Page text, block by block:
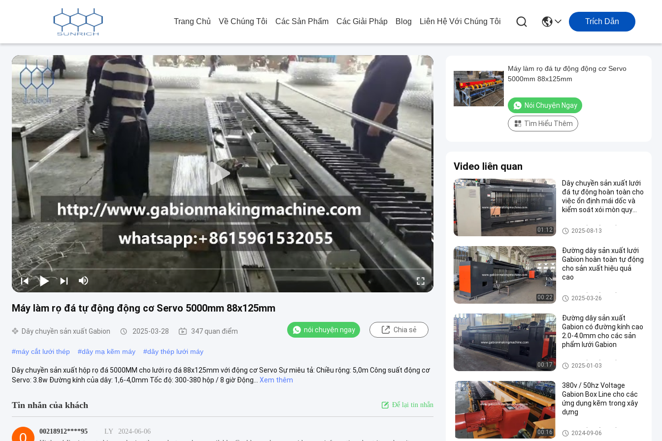
Trang Chủ Về Chúng Tôi Các Sản Phẩm Các Giải Pháp Blog Liên Hệ Với Chúng Tôi Trích Dẫn
Máy làm rọ đá tự động động cơ Servo 5000mm 88x125mm
Dây chuyền sản xuất Gabion 2025-03-28 347 quan điểm nói chuyện ngay Chia sẻ
#máy cắt lưới thép #dây mạ kẽm máy #dây thép lưới máy
Dây chuyền sản xuất hộp rọ đá 5000MM cho lưới rọ đá 88x125mm với động cơ Servo Sự miêu tả: Chiều rộng: 5,0m Công suất động cơ
Servo: 3.8w Đường kính của dây: 1,6-4,0mm Tốc độ: 300-380 hộp / 8 giờ Động...
Xem thêm
Tin nhắn của khách Để lại tin nhắn
0 00218912****95 LY
2024-06-06
Máy làm rọ đá tự động động cơ Servo
5000mm 88x125mm
Nói Chuyện Ngay
Tìm Hiểu Thêm
Video liên quan
01:12
Dây chuyền sản xuất lưới
đá tự động hoàn toàn cho
việc ổn định mái dốc và
kiểm soát xói mòn quy
Dây chuyền sản xuất Gabion
2025-08-13
00:22
Đường dây sản xuất lưới
Gabion hoàn toàn tự động
cho sản xuất hiệu quả
cao
Dây chuyền sản xuất Gabion
2025-03-26
00:17
Đường dây sản xuất
Gabion có đường kính cao
2.0-4.0mm cho các sản
phẩm lưới Gabion
Dây chuyền sản xuất Gabion
2025-01-03
00:16
380v / 50hz Voltage
Gabion Box Line cho các
ứng dụng kẽm trong xây
dựng
Dây chuyền sản xuất Gabion
2024-09-06